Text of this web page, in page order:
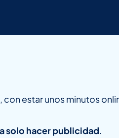
estar unos minutos
solo hacer publicidad.